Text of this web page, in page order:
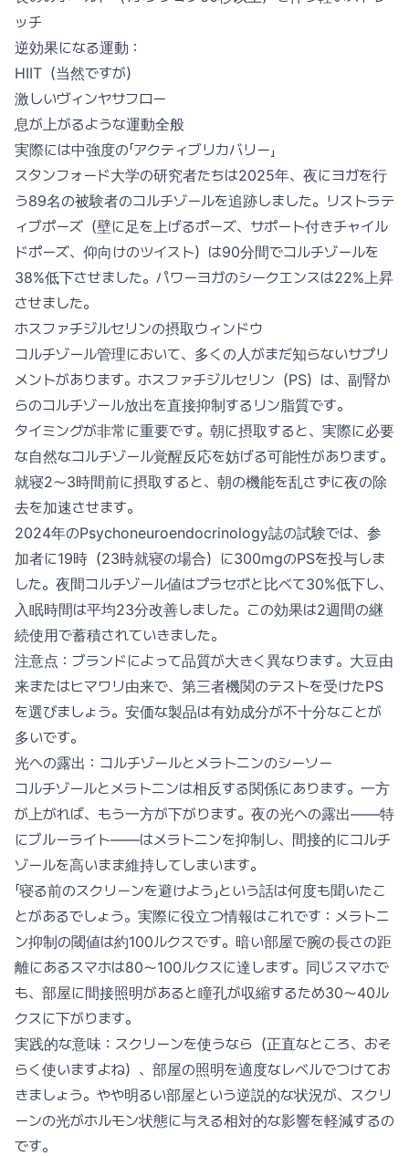
ッチ
逆効果になる運動：
HIIT（当然ですが）
激しいヴィンヤサフロー
息が上がるような運動全般
実際には中強度の「アクティブリカバリー」
スタンフォード大学の研究者たちは2025年、夜にヨガを行
う89名の被験者のコルチゾールを追跡しました。リストラテ
ィブポーズ（壁に足を上げるポーズ、サポート付きチャイル
ドポーズ、仰向けのツイスト）は90分間でコルチゾールを
38%低下させました。パワーヨガのシークエンスは22%上昇
させました。
ホスファチジルセリンの摂取ウィンドウ
コルチゾール管理において、多くの人がまだ知らないサプリ
メントがあります。ホスファチジルセリン（PS）は、副腎か
らのコルチゾール放出を直接抑制するリン脂質です。
タイミングが非常に重要です。朝に摂取すると、実際に必要
な自然なコルチゾール覚醒反応を妨げる可能性があります。
就寝2〜3時間前に摂取すると、朝の機能を乱さずに夜の除
去を加速させます。
2024年のPsychoneuroendocrinology誌の試験では、参
加者に19時（23時就寝の場合）に300mgのPSを投与しま
した。夜間コルチゾール値はプラセボと比べて30%低下し、
入眠時間は平均23分改善しました。この効果は2週間の継
続使用で蓄積されていきました。
注意点：ブランドによって品質が大きく異なります。大豆由
来またはヒマワリ由来で、第三者機関のテストを受けたPS
を選びましょう。安価な製品は有効成分が不十分なことが
多いです。
光への露出：コルチゾールとメラトニンのシーソー
コルチゾールとメラトニンは相反する関係にあります。一方
が上がれば、もう一方が下がります。夜の光への露出——特
にブルーライト——はメラトニンを抑制し、間接的にコルチ
ゾールを高いまま維持してしまいます。
「寝る前のスクリーンを避けよう」という話は何度も聞いたこ
とがあるでしょう。実際に役立つ情報はこれです：メラトニ
ン抑制の閾値は約100ルクスです。暗い部屋で腕の長さの距
離にあるスマホは80〜100ルクスに達します。同じスマホで
も、部屋に間接照明があると瞳孔が収縮するため30〜40ル
クスに下がります。
実践的な意味：スクリーンを使うなら（正直なところ、おそ
らく使いますよね）、部屋の照明を適度なレベルでつけてお
きましょう。やや明るい部屋という逆説的な状況が、スクリ
ーンの光がホルモン状態に与える相対的な影響を軽減するの
です。